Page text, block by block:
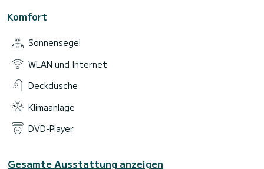
Komfort
Sonnensegel
WLAN und Internet
Deckdusche
Klimaanlage
DVD-Player
Gesamte Ausstattung anzeigen